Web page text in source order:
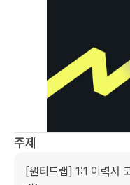
주제
[원티드랩] 1:1 이력서